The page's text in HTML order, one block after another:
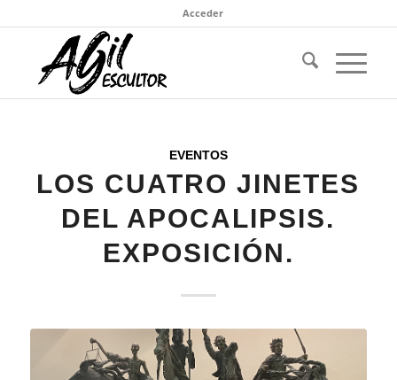
Acceder
EVENTOS
LOS CUATRO JINETES
DEL APOCALIPSIS.
EXPOSICIÓN.